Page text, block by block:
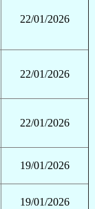
22/01/2026
22/01/2026
22/01/2026
19/01/2026
19/01/2026